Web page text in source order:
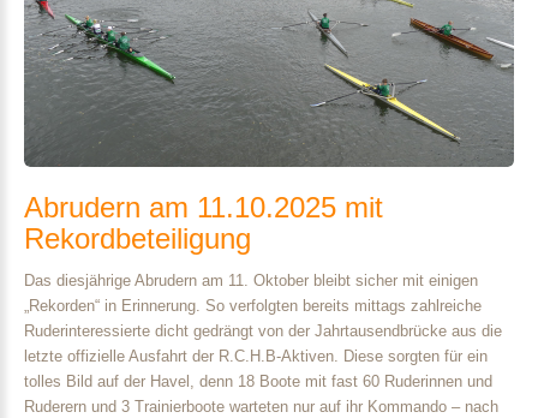
Abrudern am 11.10.2025 mit
Rekordbeteiligung
Das diesjährige Abrudern am 11. Oktober bleibt sicher mit einigen
„Rekorden“ in Erinnerung. So verfolgten bereits mittags zahlreiche
Ruderinteressierte dicht gedrängt von der Jahrtausendbrücke aus die
letzte offizielle Ausfahrt der R.C.H.B-Aktiven. Diese sorgten für ein
tolles Bild auf der Havel, denn 18 Boote mit fast 60 Ruderinnen und
Ruderern und 3 Trainierboote warteten nur auf ihr Kommando – nach